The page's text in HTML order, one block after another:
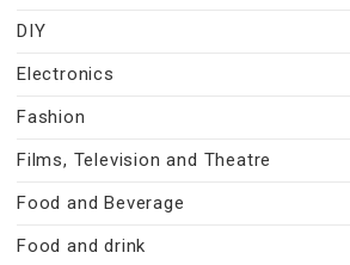
DIY
Electronics
Fashion
Films, Television and Theatre
Food and Beverage
Food and drink